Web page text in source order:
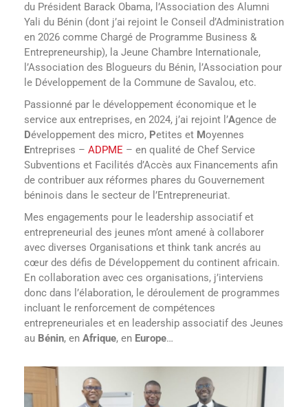
du Président Barack Obama, l’Association des Alumni
Yali du Bénin (dont j’ai rejoint le Conseil d’Administration
en 2026 comme Chargé de Programme Business &
Entrepreneurship), la Jeune Chambre Internationale,
l’Association des Blogueurs du Bénin, l’Association pour
le Développement de la Commune de Savalou, etc.
Passionné par le développement économique et le
service aux entreprises, en 2024, j’ai rejoint l’Agence de
Développement des micro, Petites et Moyennes
Entreprises – ADPME – en qualité de Chef Service
Subventions et Facilités d’Accès aux Financements afin
de contribuer aux réformes phares du Gouvernement
béninois dans le secteur de l’Entrepreneuriat.
Mes engagements pour le leadership associatif et
entrepreneurial des jeunes m’ont amené à collaborer
avec diverses Organisations et think tank ancrés au
cœur des défis de Développement du continent africain.
En collaboration avec ces organisations, j’interviens
donc dans l’élaboration, le déroulement de programmes
incluant le renforcement de compétences
entrepreneuriales et en leadership associatif des Jeunes
au Bénin, en Afrique, en Europe…